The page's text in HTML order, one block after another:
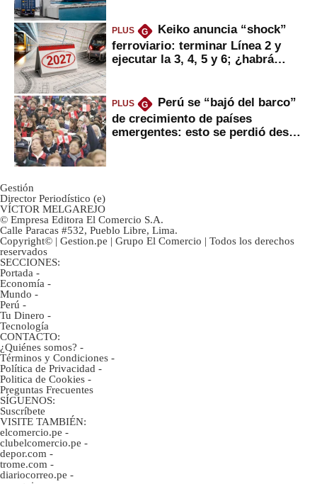
PLUS G
Keiko anuncia “shock”
ferroviario: terminar Línea 2 y
ejecutar la 3, 4, 5 y 6; ¿habrá
PLUS G
Perú se “bajó del barco”
de crecimiento de países
emergentes: esto se perdió desde
Gestión
Director Periodístico (e)
VÍCTOR MELGAREJO
© Empresa Editora El Comercio S.A.
Calle Paracas #532, Pueblo Libre, Lima.
Copyright© | Gestion.pe | Grupo El Comercio | Todos los derechos
reservados
SECCIONES:
Portada -
Economía -
Mundo -
Perú -
Tu Dinero -
Tecnología
CONTACTO:
¿Quiénes somos? -
Términos y Condiciones -
Política de Privacidad -
Politica de Cookies -
Preguntas Frecuentes
SÍGUENOS:
Suscríbete
VISITE TAMBIÉN:
elcomercio.pe -
clubelcomercio.pe -
depor.com -
trome.com -
diariocorreo.pe -